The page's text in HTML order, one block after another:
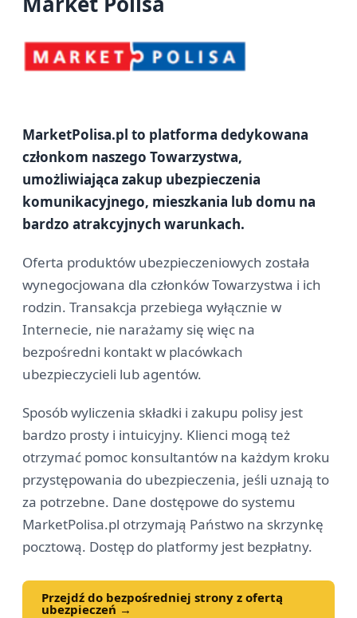
MarketPolisa.pl to platforma dedykowana
członkom naszego Towarzystwa,
umożliwiająca zakup ubezpieczenia
komunikacyjnego, mieszkania lub domu na
bardzo atrakcyjnych warunkach.
Oferta produktów ubezpieczeniowych została
wynegocjowana dla członków Towarzystwa i ich
rodzin. Transakcja przebiega wyłącznie w
Internecie, nie narażamy się więc na
bezpośredni kontakt w placówkach
ubezpieczycieli lub agentów.
Sposób wyliczenia składki i zakupu polisy jest
bardzo prosty i intuicyjny. Klienci mogą też
otrzymać pomoc konsultantów na każdym kroku
przystępowania do ubezpieczenia, jeśli uznają to
za potrzebne. Dane dostępowe do systemu
MarketPolisa.pl otrzymają Państwo na skrzynkę
pocztową. Dostęp do platformy jest bezpłatny.
Przejdź do bezpośredniej strony z ofertą
ubezpieczeń →